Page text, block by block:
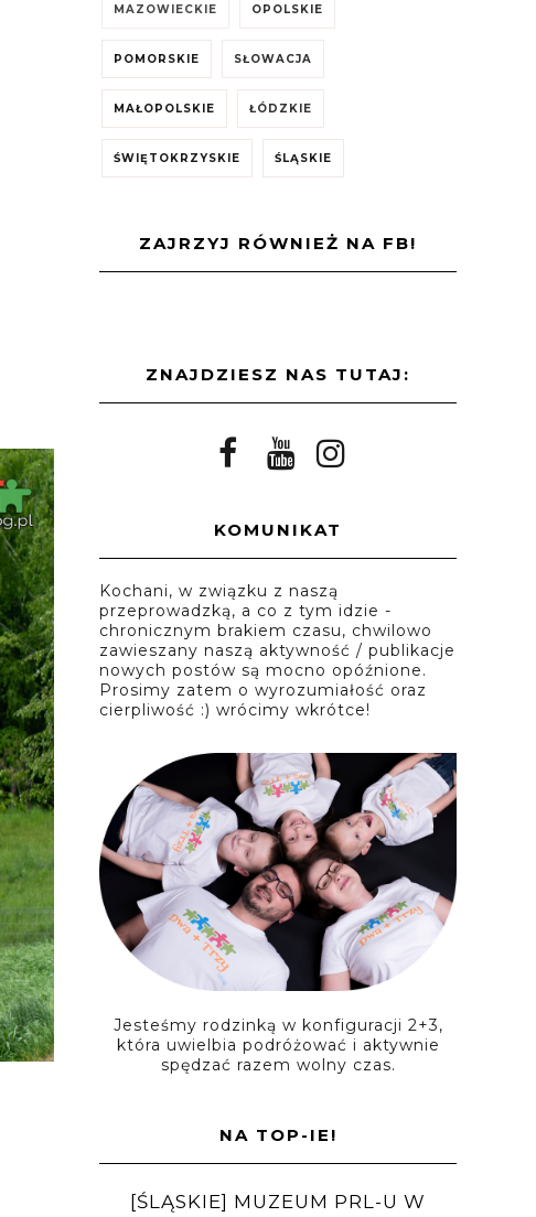
MAZOWIECKIE OPOLSKIE
POMORSKIE SŁOWACJA
MAŁOPOLSKIE ŁÓDZKIE
ŚWIĘTOKRZYSKIE ŚLĄSKIE
ZAJRZYJ RÓWNIEŻ NA FB!
ZNAJDZIESZ NAS TUTAJ:
KOMUNIKAT
Kochani, w związku z naszą
przeprowadzką, a co z tym idzie -
chronicznym brakiem czasu, chwilowo
zawieszany naszą aktywność / publikacje
nowych postów są mocno opóźnione.
Prosimy zatem o wyrozumiałość oraz
cierpliwość :) wrócimy wkrótce!
Jesteśmy rodzinką w konfiguracji 2+3,
która uwielbia podróżować i aktywnie
spędzać razem wolny czas.
NA TOP-IE!
[ŚLĄSKIE] MUZEUM PRL-U W